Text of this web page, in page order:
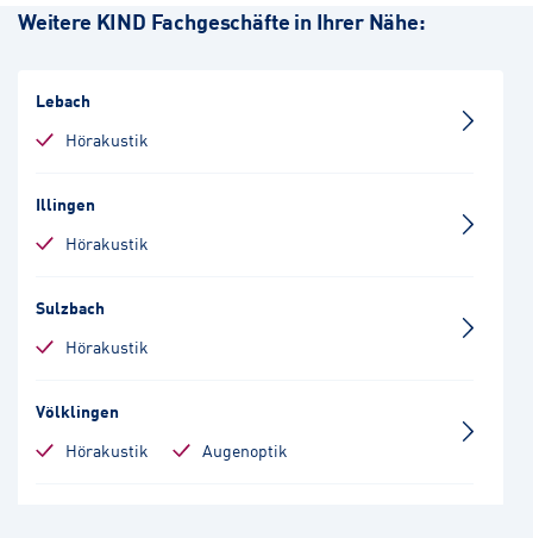
Weitere KIND Fachgeschäfte in Ihrer Nähe:
Lebach
Hörakustik
Illingen
Hörakustik
Sulzbach
Hörakustik
Völklingen
Hörakustik
Augenoptik